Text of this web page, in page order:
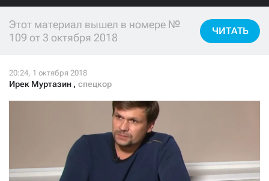
Этот материал вышел в номере №
109 от 3 октября 2018
ЧИТАТЬ
Ирек Муртазин , спецкор
500 300
Нажимая кнопку «Стать соучастником»,
я принимаю условия и подтверждаю свое гражданство РФ
ПОДЕЛИТЬСЯ С ДРУЗЬЯМИ
Если у вас есть вопросы, пишите donate@novayagazeta.ru
+7 (929) 612-03-68